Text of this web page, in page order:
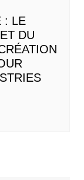
: LE
DU